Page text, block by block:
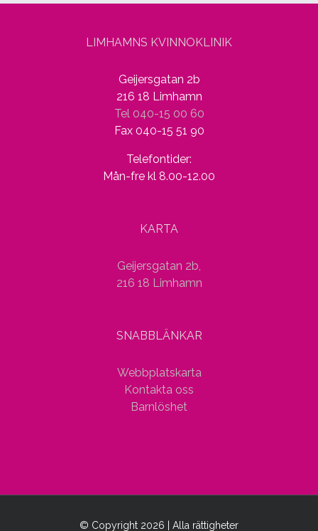
LIMHAMNS KVINNOKLINIK
Geijersgatan 2b
216 18 Limhamn
Tel 040-15 00 60
Fax 040-15 51 90
Telefontider:
Mån-fre kl 8.00-12.00
KARTA
Geijersgatan 2b,
216 18 Limhamn
SNABBLÄNKAR
Webbplatskarta
Kontakta oss
Barnlöshet
© Copyright 2026 | Alla rättigheter